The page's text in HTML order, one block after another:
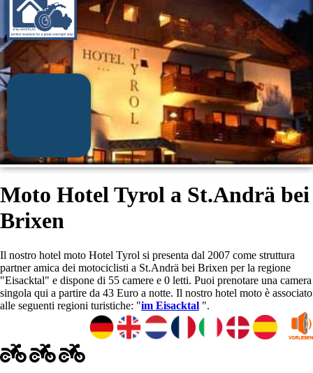
Moto Hotel Tyrol a St.Andrä bei
Brixen
Il nostro hotel moto Hotel Tyrol si presenta dal 2007 come struttura
partner amica dei motociclisti a St.Andrä bei Brixen per la regione
"Eisacktal" e dispone di 55 camere e 0 letti. Puoi prenotare una camera
singola qui a partire da 43 Euro a notte. Il nostro hotel moto è associato
alle seguenti regioni turistiche: "im Eisacktal ".